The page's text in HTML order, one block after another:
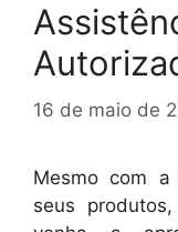
16 de maio de
Mesmo com
seus